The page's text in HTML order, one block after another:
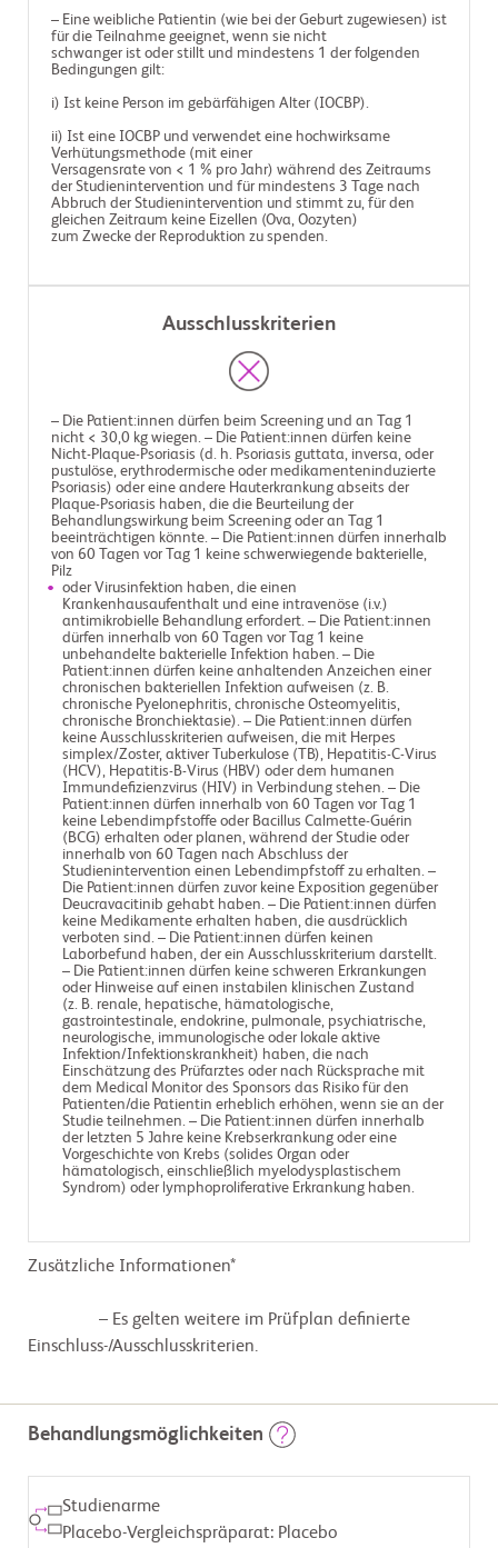
– Eine weibliche Patientin (wie bei der Geburt zugewiesen) ist
für die Teilnahme geeignet, wenn sie nicht
schwanger ist oder stillt und mindestens 1 der folgenden
Bedingungen gilt:
i) Ist keine Person im gebärfähigen Alter (IOCBP).
ii) Ist eine IOCBP und verwendet eine hochwirksame
Verhütungsmethode (mit einer
Versagensrate von < 1 % pro Jahr) während des Zeitraums
der Studienintervention und für mindestens 3 Tage nach
Abbruch der Studienintervention und stimmt zu, für den
gleichen Zeitraum keine Eizellen (Ova, Oozyten)
zum Zwecke der Reproduktion zu spenden.
Ausschlusskriterien
– Die Patient:innen dürfen beim Screening und an Tag 1
nicht < 30,0 kg wiegen. – Die Patient:innen dürfen keine
Nicht-Plaque-Psoriasis (d. h. Psoriasis guttata, inversa, oder
pustulöse, erythrodermische oder medikamenteninduzierte
Psoriasis) oder eine andere Hauterkrankung abseits der
Plaque-Psoriasis haben, die die Beurteilung der
Behandlungswirkung beim Screening oder an Tag 1
beeinträchtigen könnte. – Die Patient:innen dürfen innerhalb
von 60 Tagen vor Tag 1 keine schwerwiegende bakterielle,
Pilz
oder Virusinfektion haben, die einen
Krankenhausaufenthalt und eine intravenöse (i.v.)
antimikrobielle Behandlung erfordert. – Die Patient:innen
dürfen innerhalb von 60 Tagen vor Tag 1 keine
unbehandelte bakterielle Infektion haben. – Die
Patient:innen dürfen keine anhaltenden Anzeichen einer
chronischen bakteriellen Infektion aufweisen (z. B.
chronische Pyelonephritis, chronische Osteomyelitis,
chronische Bronchiektasie). – Die Patient:innen dürfen
keine Ausschlusskriterien aufweisen, die mit Herpes
simplex/Zoster, aktiver Tuberkulose (TB), Hepatitis-C-Virus
(HCV), Hepatitis-B-Virus (HBV) oder dem humanen
Immundefizienzvirus (HIV) in Verbindung stehen. – Die
Patient:innen dürfen innerhalb von 60 Tagen vor Tag 1
keine Lebendimpfstoffe oder Bacillus Calmette-Guérin
(BCG) erhalten oder planen, während der Studie oder
innerhalb von 60 Tagen nach Abschluss der
Studienintervention einen Lebendimpfstoff zu erhalten. –
Die Patient:innen dürfen zuvor keine Exposition gegenüber
Deucravacitinib gehabt haben. – Die Patient:innen dürfen
keine Medikamente erhalten haben, die ausdrücklich
verboten sind. – Die Patient:innen dürfen keinen
Laborbefund haben, der ein Ausschlusskriterium darstellt.
– Die Patient:innen dürfen keine schweren Erkrankungen
oder Hinweise auf einen instabilen klinischen Zustand
(z. B. renale, hepatische, hämatologische,
gastrointestinale, endokrine, pulmonale, psychiatrische,
neurologische, immunologische oder lokale aktive
Infektion/Infektionskrankheit) haben, die nach
Einschätzung des Prüfarztes oder nach Rücksprache mit
dem Medical Monitor des Sponsors das Risiko für den
Patienten/die Patientin erheblich erhöhen, wenn sie an der
Studie teilnehmen. – Die Patient:innen dürfen innerhalb
der letzten 5 Jahre keine Krebserkrankung oder eine
Vorgeschichte von Krebs (solides Organ oder
hämatologisch, einschließlich myelodysplastischem
Syndrom) oder lymphoproliferative Erkrankung haben.
Zusätzliche Informationen*
Einschluss-/Ausschlusskriterien.
Behandlungsmöglichkeiten
Studienarme
Placebo-Vergleichspräparat: Placebo